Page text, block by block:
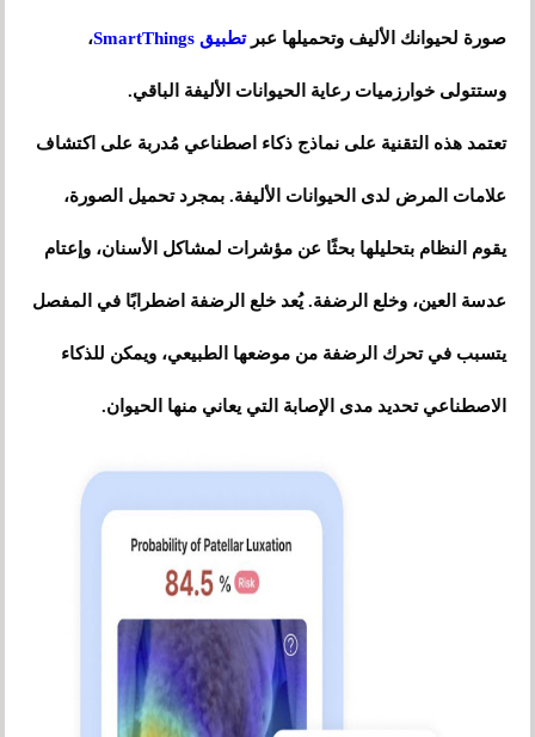
صورة لحيوانك الأليف وتحميلها عبرتطبيق SmartThings ،
وستتولى خوارزميات رعاية الحيوانات الأليفة الباقي.
تعتمد هذه التقنية على نماذج ذكاء اصطناعي مُدربة على اكتشاف
علامات المرض لدى الحيوانات الأليفة. بمجرد تحميل الصورة،
يقوم النظام بتحليلها بحثًا عن مؤشرات لمشاكل الأسنان، وإعتام
عدسة العين، وخلع الرضفة. يُعد خلع الرضفة اضطرابًا في المفصل
يتسبب في تحرك الرضفة من موضعها الطبيعي، ويمكن للذكاء
الاصطناعي تحديد مدى الإصابة التي يعاني منها الحيوان.